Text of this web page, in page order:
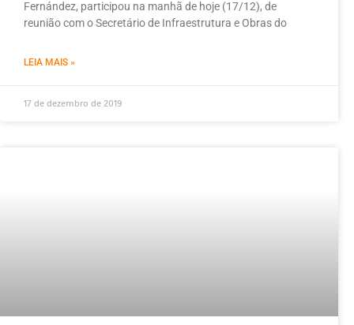
Fernández, participou na manhã de hoje (17/12), de
reunião com o Secretário de Infraestrutura e Obras do
LEIA MAIS »
17 de dezembro de 2019